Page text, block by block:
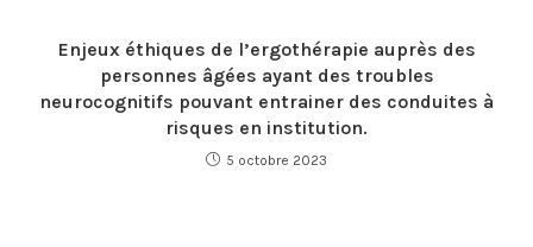
Enjeux éthiques de l’ergothérapie auprès des
personnes âgées ayant des troubles
neurocognitifs pouvant entrainer des conduites à
risques en institution.
5 octobre 2023